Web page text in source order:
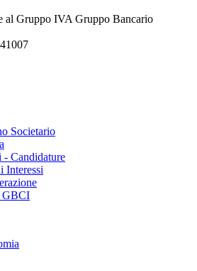
al Gruppo IVA Gruppo Bancario
Societario
- Candidature
Interessi
GBCI